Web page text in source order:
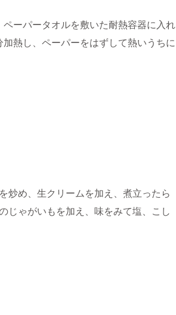
ーパータオルを敷いた耐熱容器に入れ
熱し、ペーパーをはずして熱いうちに
炒め、生クリームを加え、煮立ったら
じゃがいもを加え、味をみて塩、こし